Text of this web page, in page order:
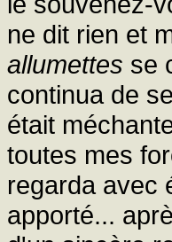
ne dit rien et
allumettes se
continua de
était
toutes mes
regarda avec
apporté...